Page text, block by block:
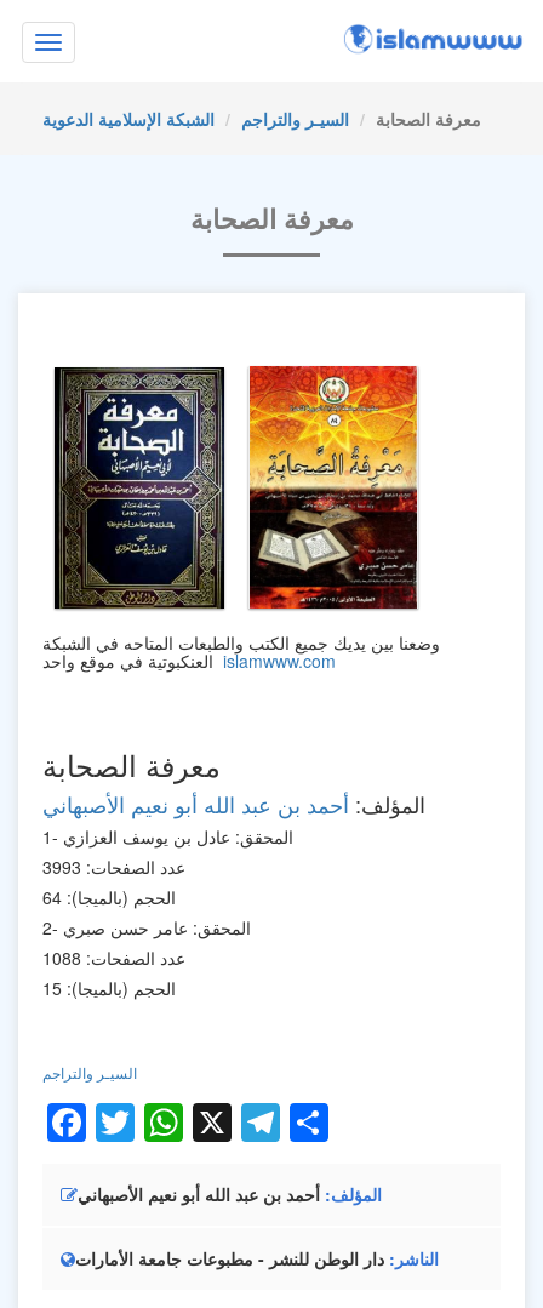
Toggle
navigation
الشبكة الإسلامية الدعوية السيـر والتراجم معرفة الصحابة
معرفة الصحابة
وضعنا بين يديك جميع الكتب والطبعات المتاحه في الشبكة
islamwww.com
معرفة الصحابة
المؤلف: أحمد بن عبد الله أبو نعيم الأصبهاني
1- المحقق: عادل بن يوسف العزازي
عدد الصفحات: 3993
الحجم (بالميجا): 64
2- المحقق: عامر حسن صبري
عدد الصفحات: 1088
الحجم (بالميجا): 15
السيـر والتراجم
Facebook
Twitter
WhatsApp
X Telegram
المؤلف أحمد بن عبد الله أبو نعيم الأصبهاني
الناشر دار الوطن للنشر - مطبوعات جامعة الأمارات